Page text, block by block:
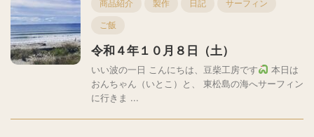
商品紹介 製作 日記 サーフィン
ご飯
令和４年１０月８日（土）
いい波の一日 こんにちは、豆柴工房です
本日は
おんちゃん（いとこ）と、 東松島の海へサーフィン
に行きま ...